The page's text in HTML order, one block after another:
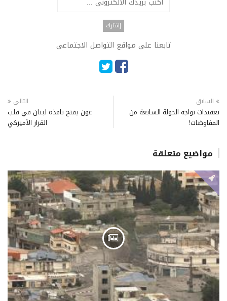
تابعنا على مواقع التواصل الاجتماعى
السابق
تعقيدات تواجه الجولة السابعة من
المفاوضات!
التالى
عون يفتح نافذة لبنان في قلب
القرار الأميركي
مواضيع متعلقة